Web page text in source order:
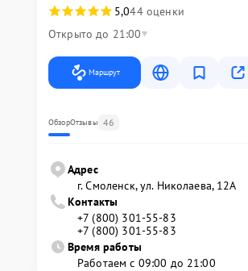
5,044 оценки
Открыто до 21:00
Маршрут
ОбзорОтзывы 46
Адрес
г. Смоленск, ул. Николаева, 12А
Контакты
+7 (800) 301-55-83
+7 (800) 301-55-83
Время работы
Работаем с 09:00 до 21:00